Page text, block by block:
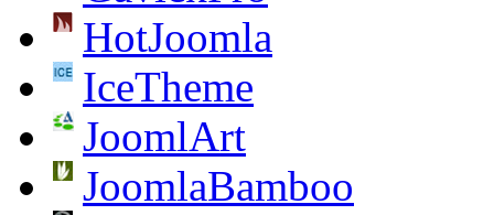
HotJoomla
IceTheme
JoomlArt
JoomlaBamboo